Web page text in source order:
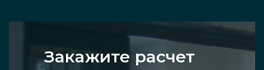
Закажите расчет